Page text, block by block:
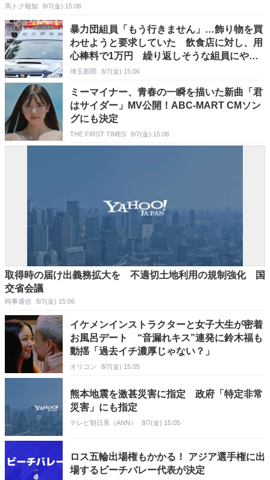
馬トク報知 8/7(金) 15:06
暴力団組員「もう行きません」…飾り物を買
わせようと要求していた 飲食店に対し、用
心棒料で1万円 繰り返しそうな組員にやめ
るよう命令「分かりました」
埼玉新聞 8/7(金) 15:06
ミーマイナー、青春の一瞬を描いた新曲「君
はサイダー」MV公開！ABC-MART CMソン
グにも決定
THE FIRST TIMES 8/7(金) 15:06
取得時の届け出義務拡大を 不適切土地利用の規制強化 国
交省会議
時事通信 8/7(金) 15:06
イケメンインストラクターと女子大生が密着
お風呂デート “音漏れキス”連発に鈴木福も
動揺「過去イチ濃厚じゃない？」
オリコン 8/7(金) 15:05
熊本地震を激甚災害に指定 政府「特定非常
災害」にも指定
テレビ朝日系（ANN） 8/7(金) 15:05
ロス五輪出場権もかかる！ アジア選手権に出
場するビーチバレー代表が決定